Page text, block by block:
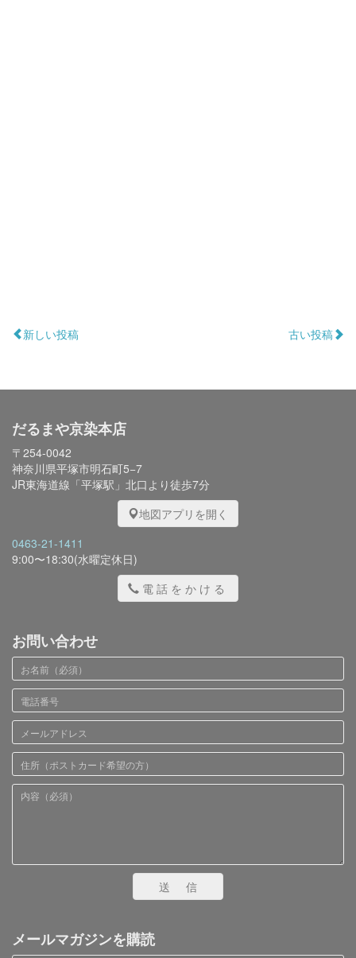
新しい投稿 古い投稿
だるまや京染本店
〒254-0042
神奈川県平塚市明石町5−7
JR東海道線「平塚駅」北口より徒歩7分
地図アプリを開く
0463-21-1411
9:00〜18:30(水曜定休日)
電話をかける
お問い合わせ
送信
メールマガジンを購読